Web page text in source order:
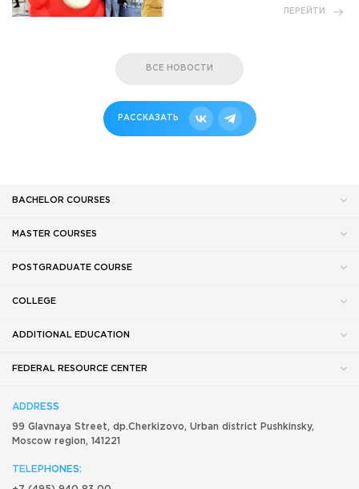
ПЕРЕЙТИ
ВСЕ НОВОСТИ
РАССКАЗАТЬ
BACHELOR COURSES
MASTER COURSES
POSTGRADUATE COURSE
COLLEGE
ADDITIONAL EDUCATION
FEDERAL RESOURCE CENTER
ADDRESS
99 Glavnaya Street, dp.Cherkizovo, Urban district Pushkinsky,
Moscow region, 141221
TELEPHONES: